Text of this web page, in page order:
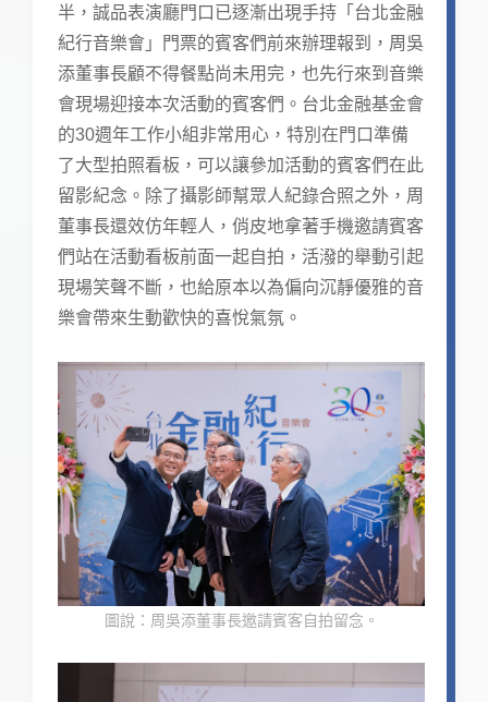
半，誠品表演廳門口已逐漸出現手持「台北金融
紀行音樂會」門票的賓客們前來辦理報到，周吳
添董事長顧不得餐點尚未用完，也先行來到音樂
會現場迎接本次活動的賓客們。台北金融基金會
的30週年工作小組非常用心，特別在門口準備
了大型拍照看板，可以讓參加活動的賓客們在此
留影紀念。除了攝影師幫眾人紀錄合照之外，周
董事長還效仿年輕人，俏皮地拿著手機邀請賓客
們站在活動看板前面一起自拍，活潑的舉動引起
現場笑聲不斷，也給原本以為偏向沉靜優雅的音
樂會帶來生動歡快的喜悅氣氛。
圖說：周吳添董事長邀請賓客自拍留念。